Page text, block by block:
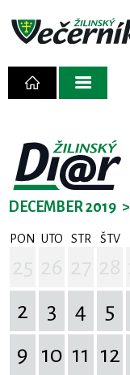
DECEMBER 2019 >
PON UTO STR ŠTV
2
3 4 5
9 10 11 12